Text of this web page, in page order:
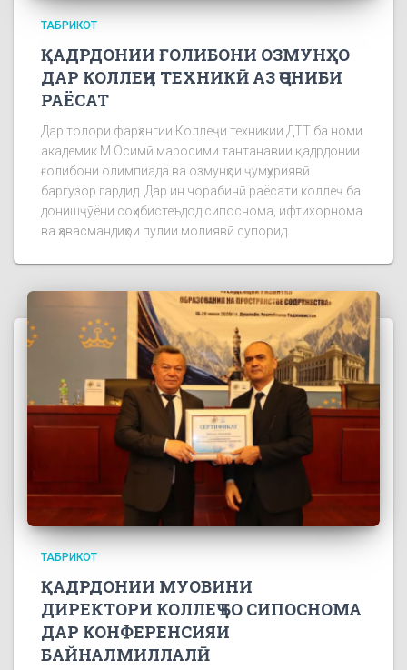
ТАБРИКОТ
ҚАДРДОНИИ ҒОЛИБОНИ ОЗМУНҲО
ДАР КОЛЛЕҶИ ТЕХНИКӢ АЗ ҶОНИБИ
РАЁСАТ
Дар толори фарҳангии Коллеҷи техникии ДТТ ба номи
академик М.Осимӣ маросими тантанавии қадрдонии
ғолибони олимпиада ва озмунҳои ҷумҳуриявӣ
баргузор гардид. Дар ин чорабинӣ раёсати коллеҷ ба
донишҷӯёни соҳибистеъдод сипоснома, ифтихорнома
ва ҳавасмандиҳои пулии молиявӣ супорид.
ТАБРИКОТ
ҚАДРДОНИИ МУОВИНИ
ДИРЕКТОРИ КОЛЛЕҶ БО СИПОСНОМА
ДАР КОНФЕРЕНСИЯИ
БАЙНАЛМИЛЛАЛӢ